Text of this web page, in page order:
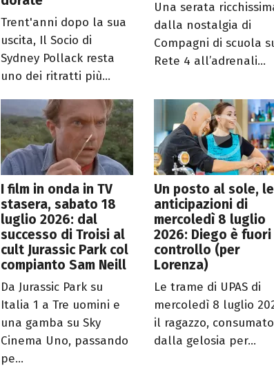
Trent'anni dopo la sua
uscita, Il Socio di
Sydney Pollack resta
uno dei ritratti più...
Una serata
dalla nostalgia di
Compagni di scuola
Rete 4 all’adrenali...
I film in onda in TV
stasera, sabato 18
luglio 2026: dal
successo di Troisi al
cult Jurassic Park col
compianto Sam Neill
Da Jurassic Park su
Italia 1 a Tre uomini e
una gamba su Sky
Cinema Uno, passando
pe...
Un posto al sole, le
anticipazioni di
mercoledì 8 luglio
2026: Diego è fuori
controllo (per
Lorenza)
Le trame di UPAS di
mercoledì 8 luglio
il ragazzo, consumato
dalla gelosia per...